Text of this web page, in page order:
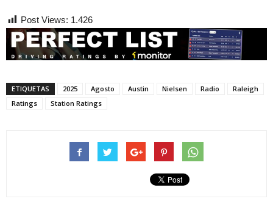
Post Views: 1.426
ETIQUETAS 2025 Agosto Austin Nielsen Radio
Raleigh
Ratings
Station Ratings